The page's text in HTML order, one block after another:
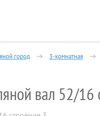
город 3-комнатная
вал 52/16